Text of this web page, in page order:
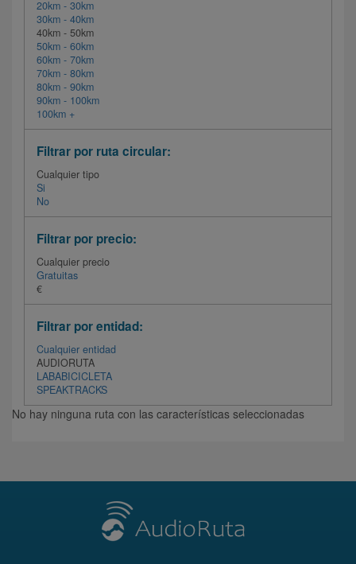
20km - 30km
30km - 40km
40km - 50km
50km - 60km
60km - 70km
70km - 80km
80km - 90km
90km - 100km
100km +
Filtrar por ruta circular:
Cualquier tipo
Si
No
Filtrar por precio:
Cualquier precio
Gratuitas
€
Filtrar por entidad:
Cualquier entidad
AUDIORUTA
LABABICICLETA
SPEAKTRACKS
No hay ninguna ruta con las características seleccionadas